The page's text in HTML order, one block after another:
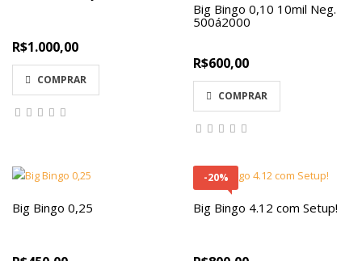
R$1.000,00
COMPRAR
Big Bingo 0,10 10mil Neg.
500á2000
R$600,00
COMPRAR
Big Bingo 0,25
-20%
Big Bingo 4.12 com Setup!